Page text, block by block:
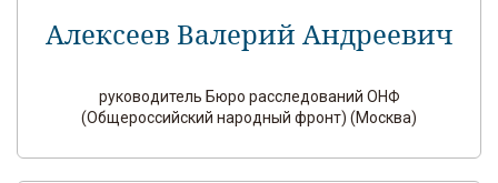
Алексеев Валерий Андреевич
руководитель Бюро расследований ОНФ
(Общероссийский народный фронт) (Москва)